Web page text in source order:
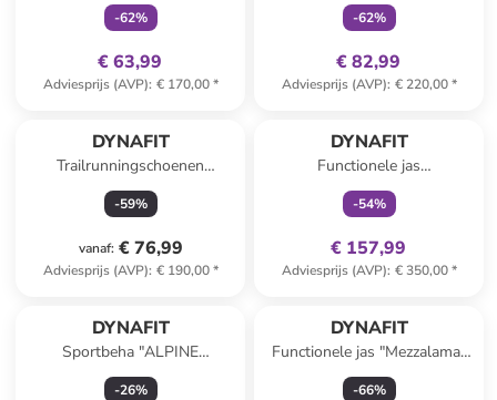
-62%
€ 63,99
Adviesprijs (AVP): € 170,00*
turquoise
-62%
€ 82,99
Adviesprijs (AVP): € 220,00*
DYNAFIT
Trailrunningschoenen
"Transalper"
oranje/donkerblauw
-59%
vanaf: € 76,99
Adviesprijs (AVP): € 190,00*
DYNAFIT
Functionele jas
"TRANSALPER GTX"
turquoise/donkerblauw
-54%
€ 157,99
Adviesprijs (AVP): € 350,00*
DYNAFIT
Sportbeha "ALPINE
GRAPHIC" oranje
-26%
DYNAFIT
Functionele jas "Mezzalama"
paars
-66%